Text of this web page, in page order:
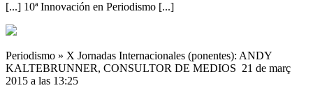
[...] 10ª Innovación en Periodismo [...]
Periodismo » X Jornadas Internacionales (ponentes): ANDY
KALTEBRUNNER, CONSULTOR DE MEDIOS 21 de març
2015 a las 13:25